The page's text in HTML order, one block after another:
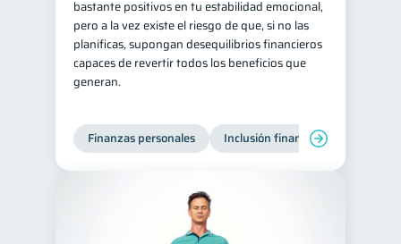
bastante positivos en tu estabilidad emocional,
pero a la vez existe el riesgo de que, si no las
planificas, supongan desequilibrios financieros
capaces de revertir todos los beneficios que
generan.
Finanzas personales Inclusión financiera